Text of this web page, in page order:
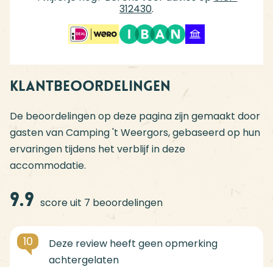
312430.
Klantbeoordelingen
De beoordelingen op deze pagina zijn gemaakt door
gasten van Camping 't Weergors, gebaseerd op hun
ervaringen tijdens het verblijf in deze
accommodatie.
9.9 score uit 7 beoordelingen
10